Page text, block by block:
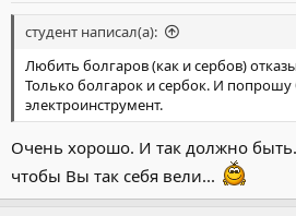
студент написал(а):
Любить болгаров (как и сербов)
Только болгарок и сербок. И попрошу
электроинструмент.
Очень хорошо. И так должно быть.
чтобы Вы так себя вели...